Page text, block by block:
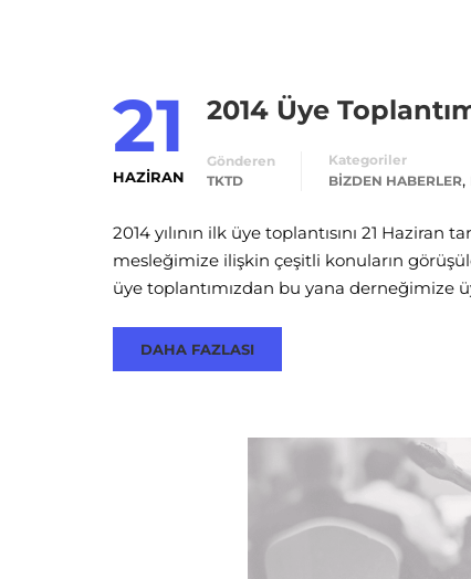
21
HAZIRAN
2014 Üye
Gönderen
TKTD
Kategoriler
BIZDEN HABERLER,
2014 yılının ilk üye toplantısını 21
mesleğimize ilişkin çeşitli konuların
üye toplantımızdan bu yana derneğimize
DAHA FAZLASI